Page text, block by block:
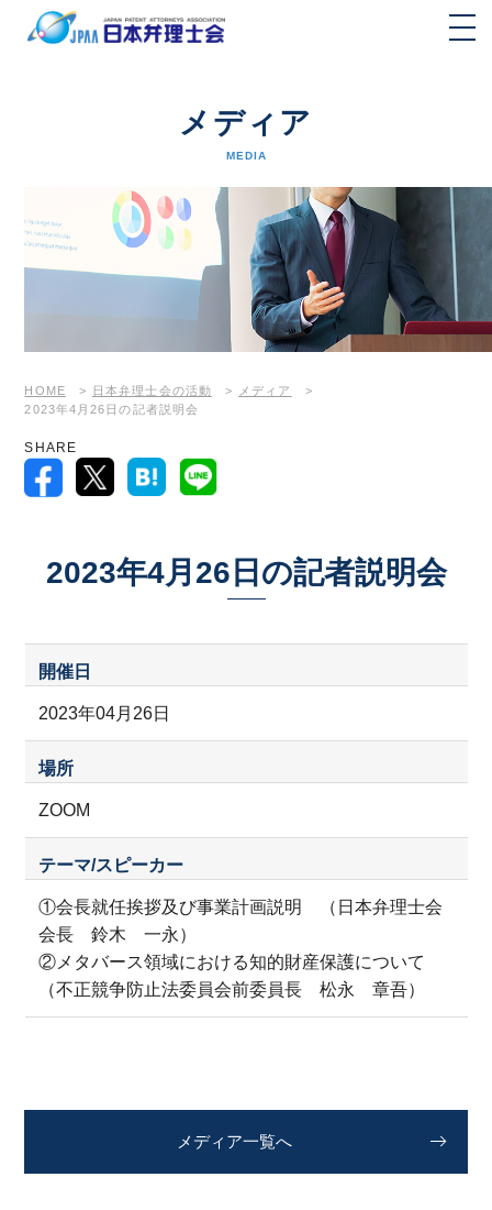
メディア
MEDIA
HOME > 日本弁理士会の活動 > メディア
>
2023年4月26日の記者説明会
SHARE
2023年4月26日の記者説明会
開催日
2023年04月26日
場所
ZOOM
テーマ/スピーカー
①会長就任挨拶及び事業計画説明 （日本弁理士会
会長 鈴木 一永）
②メタバース領域における知的財産保護について
（不正競争防止法委員会前委員長 松永 章吾）
メディア一覧へ